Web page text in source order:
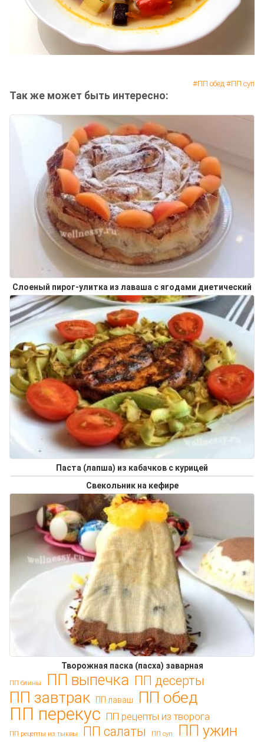
ПП обед ПП суп
Так же может быть интересно:
Слоеный пирог-улитка из лаваша с ягодами диетический
Паста (лапша) из кабачков с курицей
Свекольник на кефире
Творожная паска (пасха) заварная
ПП блины ПП выпечка ПП десерты
ПП завтрак ПП лаваш ПП обед
ПП перекус ПП рецепты из творога
ПП рецепты из тыквы ПП салаты ПП суп ПП ужин